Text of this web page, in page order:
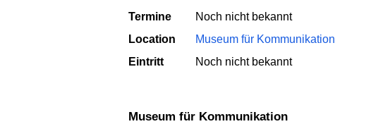
Termine
Noch nicht bekannt
Location
Museum für Kommunikation
Eintritt
Noch nicht bekannt
Museum für Kommunikation